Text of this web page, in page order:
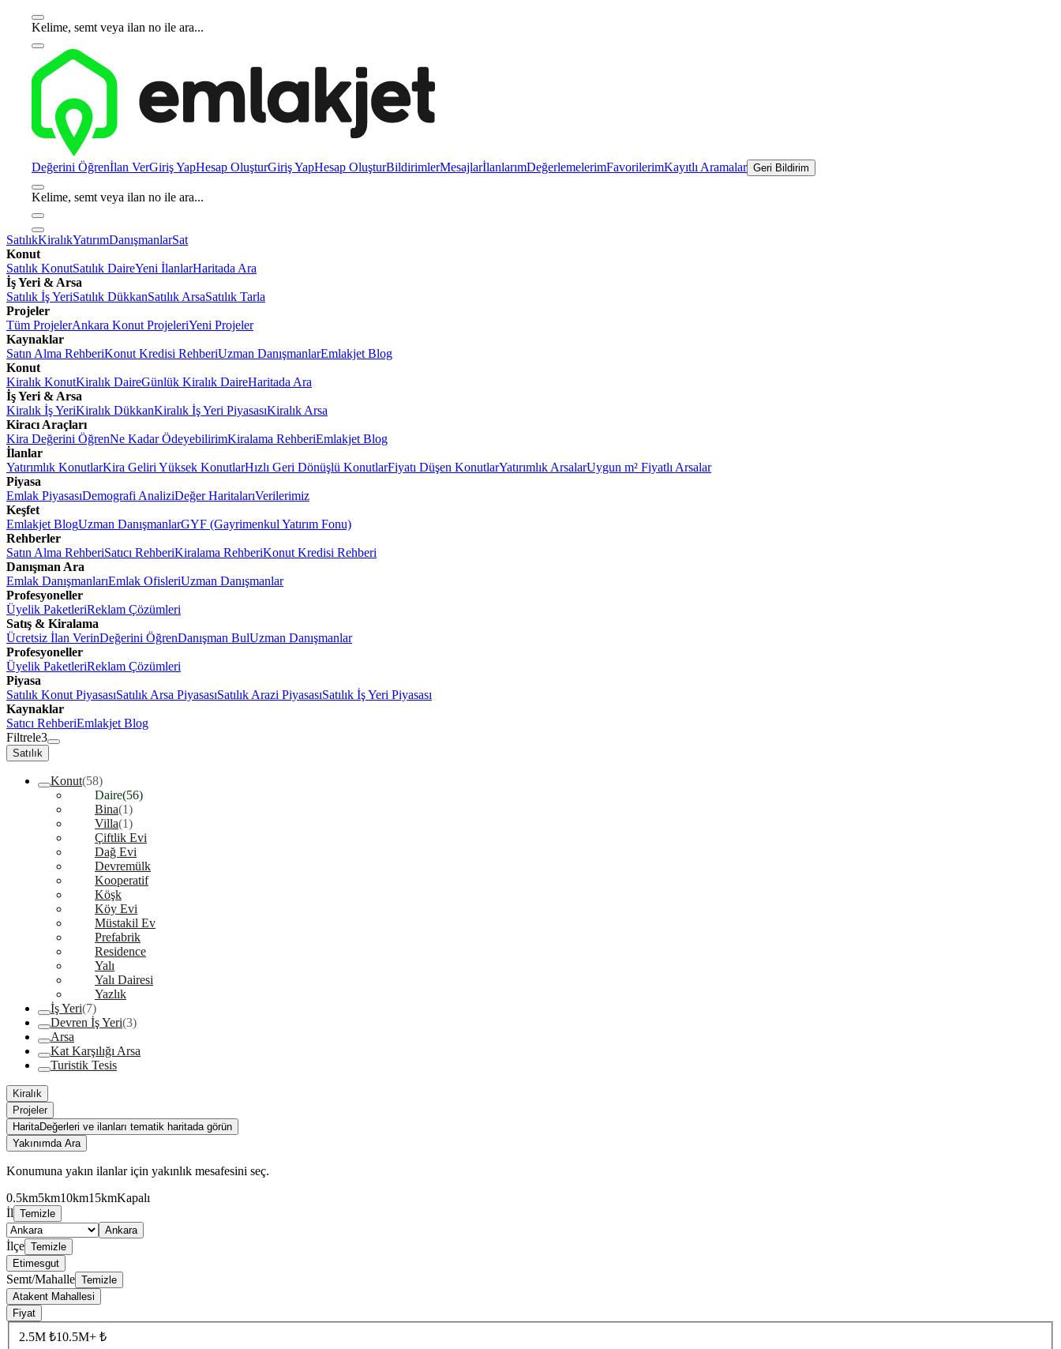
Kelime, semt veya ilan no ile ara...
Değerini Öğrenİlan VerGiriş YapHesap OluşturGiriş YapHesap OluşturBildirimlerMesajlarİlanlarımDeğerlemelerimFavorilerimKayıtlı Aramalar Geri Bildirim
Kelime, semt veya ilan no ile ara...
SatılıkKiralıkYatırımDanışmanlarSat
Konut
Satılık KonutSatılık DaireYeni İlanlarHaritada Ara
İş Yeri & Arsa
Satılık İş YeriSatılık DükkanSatılık ArsaSatılık Tarla
Projeler
Tüm ProjelerAnkara Konut ProjeleriYeni Projeler
Kaynaklar
Satın Alma RehberiKonut Kredisi RehberiUzman DanışmanlarEmlakjet Blog
Konut
Kiralık KonutKiralık DaireGünlük Kiralık DaireHaritada Ara
İş Yeri & Arsa
Kiralık İş YeriKiralık DükkanKiralık İş Yeri PiyasasıKiralık Arsa
Kiracı Araçları
Kira Değerini ÖğrenNe Kadar ÖdeyebilirimKiralama RehberiEmlakjet Blog
İlanlar
Yatırımlık KonutlarKira Geliri Yüksek KonutlarHızlı Geri Dönüşlü KonutlarFiyatı Düşen KonutlarYatırımlık ArsalarUygun m² Fiyatlı Arsalar
Piyasa
Emlak PiyasasıDemografi AnaliziDeğer HaritalarıVerilerimiz
Keşfet
Emlakjet BlogUzman DanışmanlarGYF (Gayrimenkul Yatırım Fonu)
Rehberler
Satın Alma RehberiSatıcı RehberiKiralama RehberiKonut Kredisi Rehberi
Danışman Ara
Emlak DanışmanlarıEmlak OfisleriUzman Danışmanlar
Profesyoneller
Üyelik PaketleriReklam Çözümleri
Satış & Kiralama
Ücretsiz İlan VerinDeğerini ÖğrenDanışman BulUzman Danışmanlar
Profesyoneller
Üyelik PaketleriReklam Çözümleri
Piyasa
Satılık Konut PiyasasıSatılık Arsa PiyasasıSatılık Arazi PiyasasıSatılık İş Yeri Piyasası
Kaynaklar
Satıcı RehberiEmlakjet Blog
Filtrele3
Satılık
Konut(58)
Daire(56)
Bina(1)
Villa(1)
Çiftlik Evi
Dağ Evi
Devremülk
Kooperatif
Köşk
Köy Evi
Müstakil Ev
Prefabrik
Residence
Yalı
Yalı Dairesi
Yazlık
İş Yeri(7)
Devren İş Yeri(3)
Arsa
Kat Karşılığı Arsa
Turistik Tesis
Kiralık
Projeler
HaritaDeğerleri ve ilanları tematik haritada görün
Yakınımda Ara
Konumuna yakın ilanlar için yakınlık mesafesini seç.
0.5km5km10km15kmKapalı
İl Temizle
Ankara
İlçe Temizle
Etimesgut
Semt/Mahalle Temizle
Atakent Mahallesi
Fiyat
2.5M ₺10.5M+ ₺